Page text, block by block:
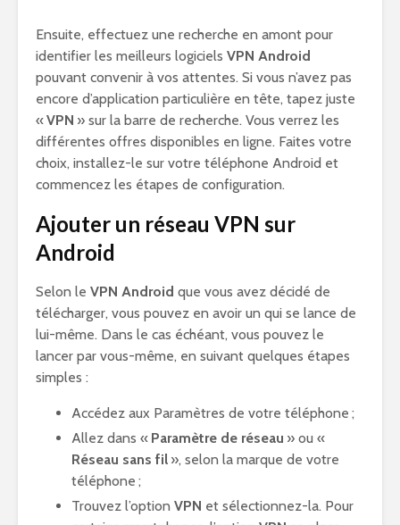
Ensuite, effectuez une recherche en amont pour
identifier les meilleurs logiciels VPN Android
pouvant convenir à vos attentes. Si vous n’avez pas
encore d’application particulière en tête, tapez juste
«VPN » sur la barre de recherche. Vous verrez les
différentes offres disponibles en ligne. Faites votre
choix, installez-le sur votre téléphone Android et
commencez les étapes de configuration.
Ajouter un réseau VPN sur
Android
Selon le VPN Android que vous avez décidé de
télécharger, vous pouvez en avoir un qui se lance de
lui-même. Dans le cas échéant, vous pouvez le
lancer par vous-même, en suivant quelques étapes
simples :
Accédez aux Paramètres de votre téléphone ;
Allez dans « Paramètre de réseau » ou «
Réseau sans fil », selon la marque de votre
téléphone ;
Trouvez l’option VPN et sélectionnez-la. Pour